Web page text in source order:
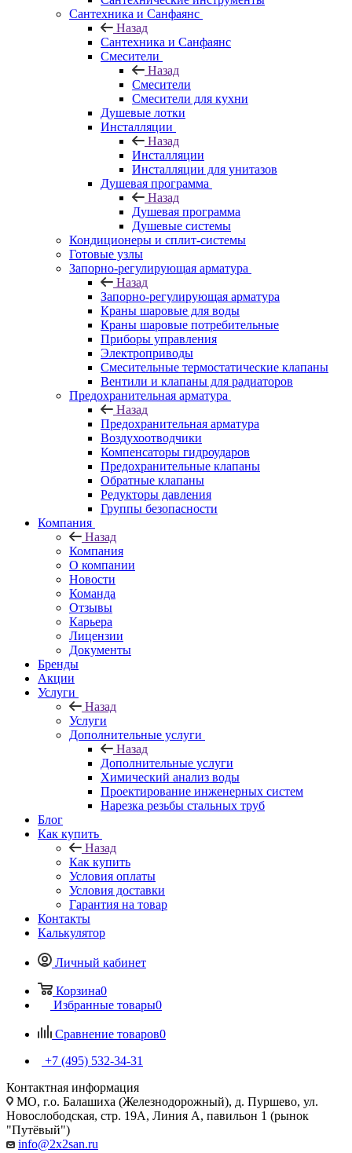
Сантехника и Санфаянс
Назад
Сантехника и Санфаянс
Смесители
Назад
Смесители
Смесители для кухни
Душевые лотки
Инсталляции
Назад
Инсталляции
Инсталляции для унитазов
Душевая программа
Назад
Душевая программа
Душевые системы
Кондиционеры и сплит-системы
Готовые узлы
Запорно-регулирующая арматура
Назад
Запорно-регулирующая арматура
Краны шаровые для воды
Краны шаровые потребительные
Приборы управления
Электроприводы
Смесительные термостатические клапаны
Вентили и клапаны для радиаторов
Предохранительная арматура
Назад
Предохранительная арматура
Воздухоотводчики
Компенсаторы гидроударов
Предохранительные клапаны
Обратные клапаны
Редукторы давления
Группы безопасности
Компания
Назад
Компания
О компании
Новости
Команда
Отзывы
Карьера
Лицензии
Документы
Бренды
Акции
Услуги
Назад
Услуги
Дополнительные услуги
Назад
Дополнительные услуги
Химический анализ воды
Проектирование инженерных систем
Нарезка резьбы стальных труб
Блог
Как купить
Назад
Как купить
Условия оплаты
Условия доставки
Гарантия на товар
Контакты
Калькулятор
Личный кабинет
Корзина0
Избранные товары0
Сравнение товаров0
+7 (495) 532‑34‑31
Контактная информация
МО, г.о. Балашиха (Железнодорожный), д. Пуршево, ул.
Новослободская, стр. 19А, Линия А, павильон 1 (рынок
"Путёвый")
info@2x2san.ru